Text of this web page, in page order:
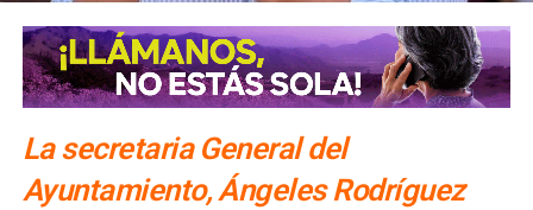
La secretaria General del
Ayuntamiento, Ángeles Rodríguez